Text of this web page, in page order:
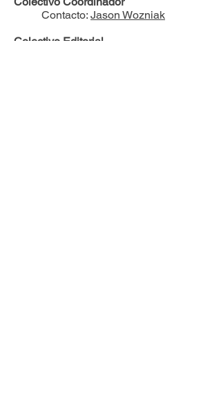
Contacto: Jason Wozniak
Colectivo Editorial